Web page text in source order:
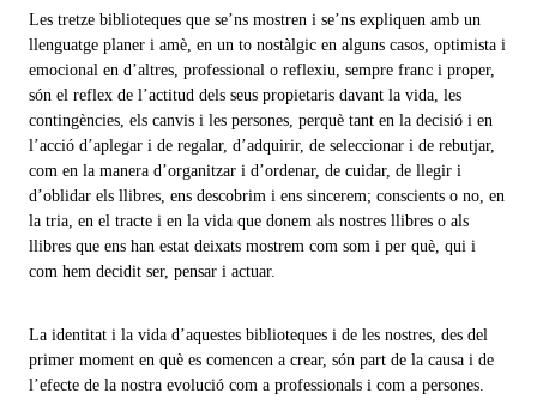
Les tretze biblioteques que se’ns mostren i se’ns expliquen amb un
llenguatge planer i amè, en un to nostàlgic en alguns casos, optimista i
emocional en d’altres, professional o reflexiu, sempre franc i proper,
són el reflex de l’actitud dels seus propietaris davant la vida, les
contingències, els canvis i les persones, perquè tant en la decisió i en
l’acció d’aplegar i de regalar, d’adquirir, de seleccionar i de rebutjar,
com en la manera d’organitzar i d’ordenar, de cuidar, de llegir i
d’oblidar els llibres, ens descobrim i ens sincerem; conscients o no, en
la tria, en el tracte i en la vida que donem als nostres llibres o als
llibres que ens han estat deixats mostrem com som i per què, qui i
com hem decidit ser, pensar i actuar.
La identitat i la vida d’aquestes biblioteques i de les nostres, des del
primer moment en què es comencen a crear, són part de la causa i de
l’efecte de la nostra evolució com a professionals i com a persones.